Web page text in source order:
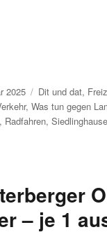
2025 Kategorien
Dit und dat,
,Was tun gegen
, Radfahren,
– je 1